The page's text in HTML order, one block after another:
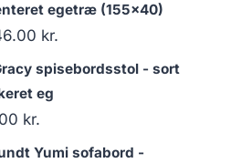
egetræ (155x40)
kr.
spisebordsstol - sort
eg
kr.
Yumi sofabord -